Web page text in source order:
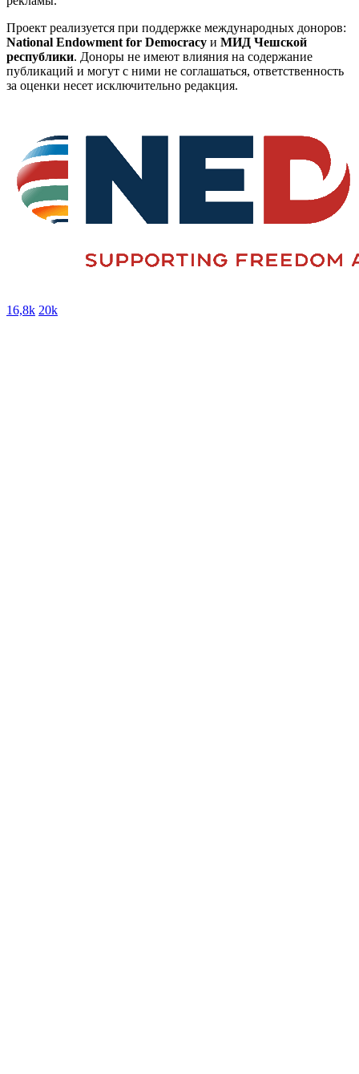
Проект реализуется при поддержке международных доноров:
National Endowment for Democracy и МИД Чешской
республики. Доноры не имеют влияния на содержание
публикаций и могут с ними не соглашаться, ответственность
за оценки несет исключительно редакция.
16,8k 20k